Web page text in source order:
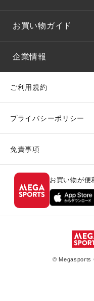
お買い物ガイド
企業情報
ご利用規約
プライバシーポリシー
免責事項
お買い物が便
© Megasports